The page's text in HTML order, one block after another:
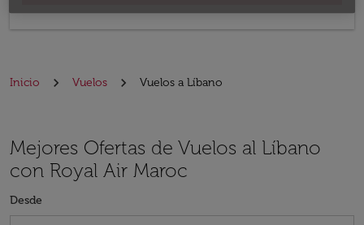
Inicio Vuelos Vuelos a Líbano
Mejores Ofertas de Vuelos al Líbano
con Royal Air Maroc
Desde